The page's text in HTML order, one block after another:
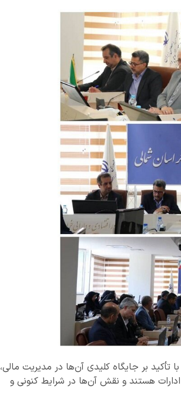
بر جایگاه کلیدی آن‌ها در مدیریت مالی،
هستند و نقش آن‌ها در شرایط کنونی و